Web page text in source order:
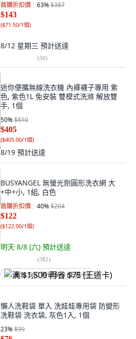
首購折扣價 63%$387
$143
($71.50/1個)
8/12 星期三 預計送達
(50)
迷你便攜無線洗衣機 內褲襪子專用 紫
色, 紫色1L 免安裝 雙模式洗滌 解放雙
手, 1個
50%$810
$405
($405.00/1個)
8/19 預計送達
BUSYANGEL 無螢光劑圓形洗衣網 大
+中+小, 1組, 白色
首購折扣價 40%$204
$122
($122.00/1個)
明天 8/8 (六) 預計送達
(382)
满 $1,500 再省 $75 (王道卡)
懶人洗鞋袋 單入 洗娃娃專用袋 防變形
洗鞋袋 洗衣袋, 灰色1入, 1個
23%$99